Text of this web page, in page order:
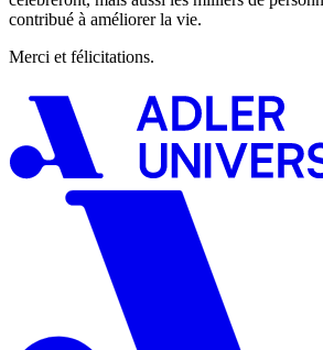
contribué à améliorer la vie.
Merci et félicitations.